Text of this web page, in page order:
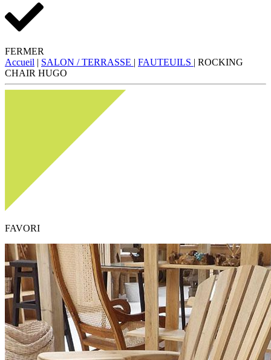
FERMER
Accueil | SALON / TERRASSE | FAUTEUILS | ROCKING
CHAIR HUGO
FAVORI